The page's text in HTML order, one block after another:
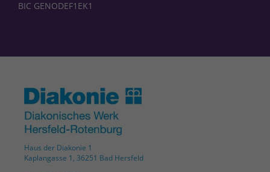
BIC GENODEF1EK1
Haus der Diakonie 1
Kaplangasse 1, 36251 Bad Hersfeld